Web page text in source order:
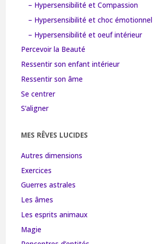
– Hypersensibilité et Compassion
– Hypersensibilité et choc émotionnel
– Hypersensibilité et oeuf intérieur
Percevoir la Beauté
Ressentir son enfant intérieur
Ressentir son âme
Se centrer
S’aligner
MES RÊVES LUCIDES
Autres dimensions
Exercices
Guerres astrales
Les âmes
Les esprits animaux
Magie